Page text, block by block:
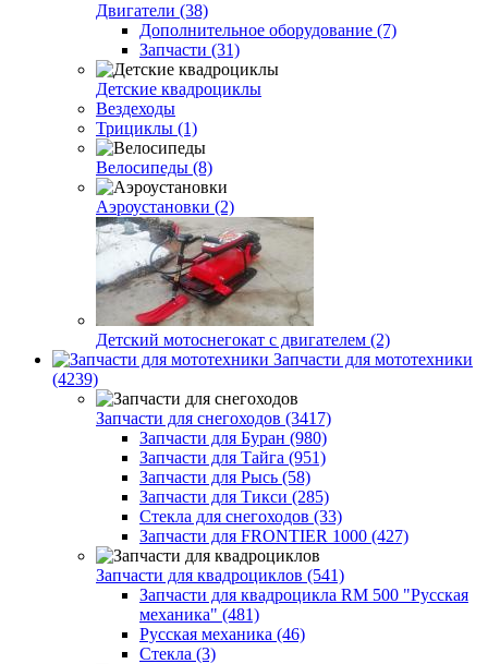
Двигатели (38)
Дополнительное оборудование (7)
Запчасти (31)
Детские квадроциклы
Вездеходы
Трициклы (1)
Велосипеды (8)
Аэроустановки (2)
Детский мотоснегокат с двигателем (2)
Запчасти для мототехники
(4239)
Запчасти для снегоходов (3417)
Запчасти для Буран (980)
Запчасти для Тайга (951)
Запчасти для Рысь (58)
Запчасти для Тикси (285)
Стекла для снегоходов (33)
Запчасти для FRONTIER 1000 (427)
Запчасти для квадроциклов (541)
Запчасти для квадроцикла RM 500 "Русская
механика" (481)
Русская механика (46)
Стекла (3)